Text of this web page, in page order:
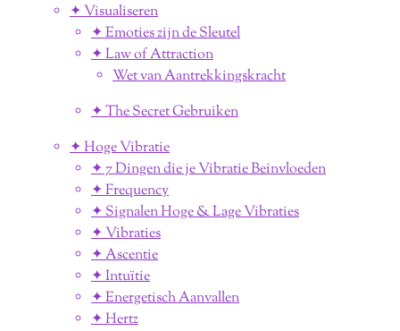
✦ Visualiseren
✦ Emoties zijn de Sleutel
✦ Law of Attraction
Wet van Aantrekkingskracht
✦ The Secret Gebruiken
✦ Hoge Vibratie
✦ 7 Dingen die je Vibratie Beinvloeden
✦ Frequency
✦ Signalen Hoge & Lage Vibraties
✦ Vibraties
✦ Ascentie
✦ Intuïtie
✦ Energetisch Aanvallen
✦ Hertz